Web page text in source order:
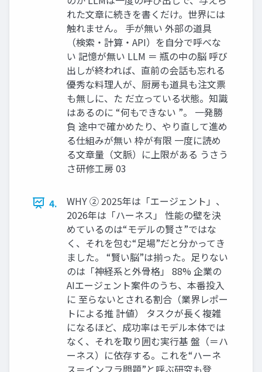
れた文章に続きを書くだけ。世界には
触れません。 手が無い 外部の道具
（検索・計算・API）を自分で呼べな
い 記憶が無い LLM ＝ 瓶の中の脳 呼び
出しが終われば、直前の会話も忘れる
優秀な料理人が、厨房も道具も注文票
も無しに、た だ立っている状態。知識
はあるのに “何もできない ”。 一発勝
負 途中で確かめたり、やり直して進め
る仕組みが無い 枠が有限 一度に読め
る文章量（文脈）に上限がある うさう
さ研修工房 03
4.
WHY ② 2025年は「エージェント」、
2026年は「ハーネス」 性能の壁を決
めているのは“モデルの賢さ”ではな
く、それを包む“足場”だと分かってき
ました。 “賢い脳”は揃った。足りない
のは「神経系と外骨格」 88% 企業の
AIエージェント案件のうち、本番投入
に 至らないとされる割合（業界レポー
トによる推 計値） タスクが長く複雑
になるほど、成功率はモデル本体では
なく、それを取り囲む実行基 盤（＝ハ
ーネス）に依存する。これを“ハーネ
ス＝インフラ問題”と呼ぶ研究も登